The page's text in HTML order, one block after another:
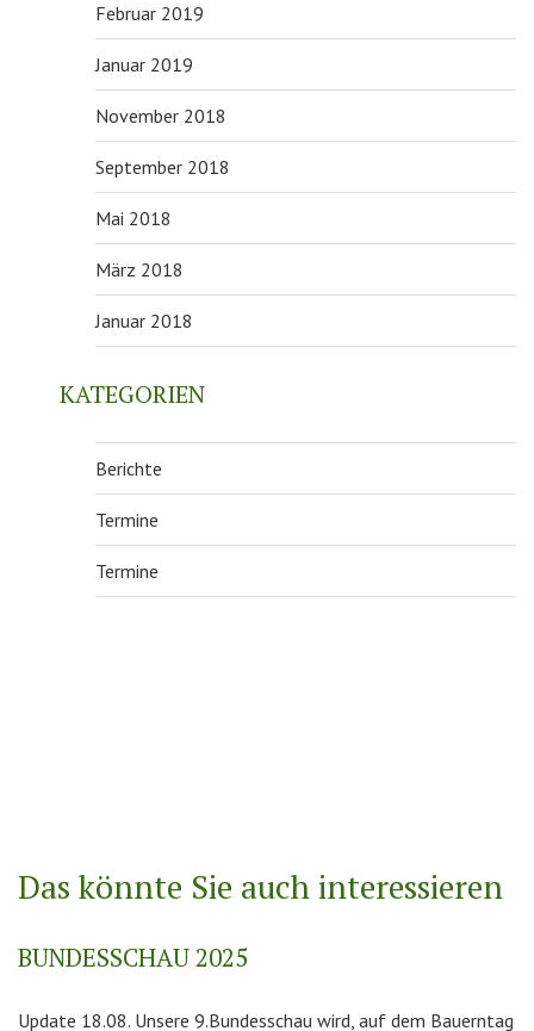
Februar 2019
Januar 2019
November 2018
September 2018
Mai 2018
März 2018
Januar 2018
KATEGORIEN
Berichte
Termine
Termine
Das könnte Sie auch interessieren
BUNDESSCHAU 2025
Update 18.08. Unsere 9.Bundesschau wird, auf dem Bauerntag